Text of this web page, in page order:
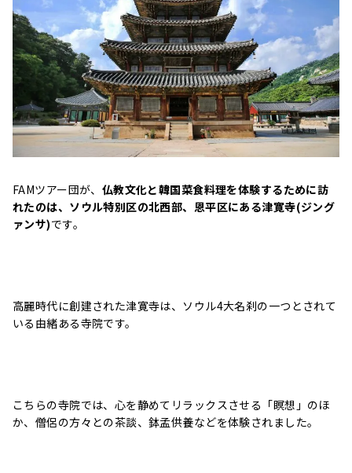
FAMツアー団が、 仏教文化と韓国菜食料理を体験するために訪
れたのは、ソウル特別区の北西部、恩平区にある津寛寺(ジング
ァンサ)です。
高麗時代に創建された津寛寺は、ソウル4大名刹の一つとされて
いる由緒ある寺院です。
こちらの寺院では、心を静めてリラックスさせる「瞑想」のほ
か、僧侶の方々との茶談、鉢孟供養などを体験されました。